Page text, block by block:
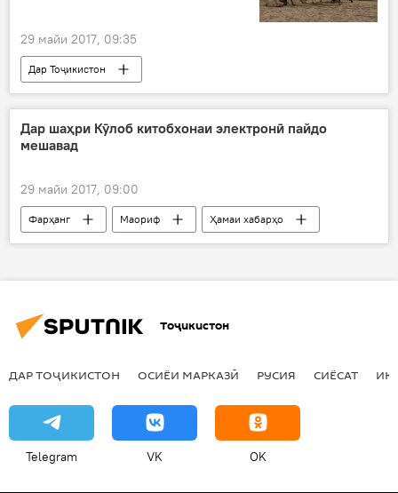
29 майи 2017, 09:35
Дар Тоҷикистон
Навигариҳои варзиши Тоҷикистон
Ҳамаи хабарҳо
Душанбе
ҷои аввал
аспдавонӣ
Дар шаҳри Кӯлоб китобхонаи электронӣ пайдо
мешавад
29 майи 2017, 09:00
Фарҳанг Маориф
Ҳамаи хабарҳо
Кӯлоб
китобхонаи электронӣ
Тоҷикистон
ДАР ТОҶИКИСТОН ОСИЁИ МАРКАЗӢ РУСИЯ СИЁСАТ
Telegram VK OK